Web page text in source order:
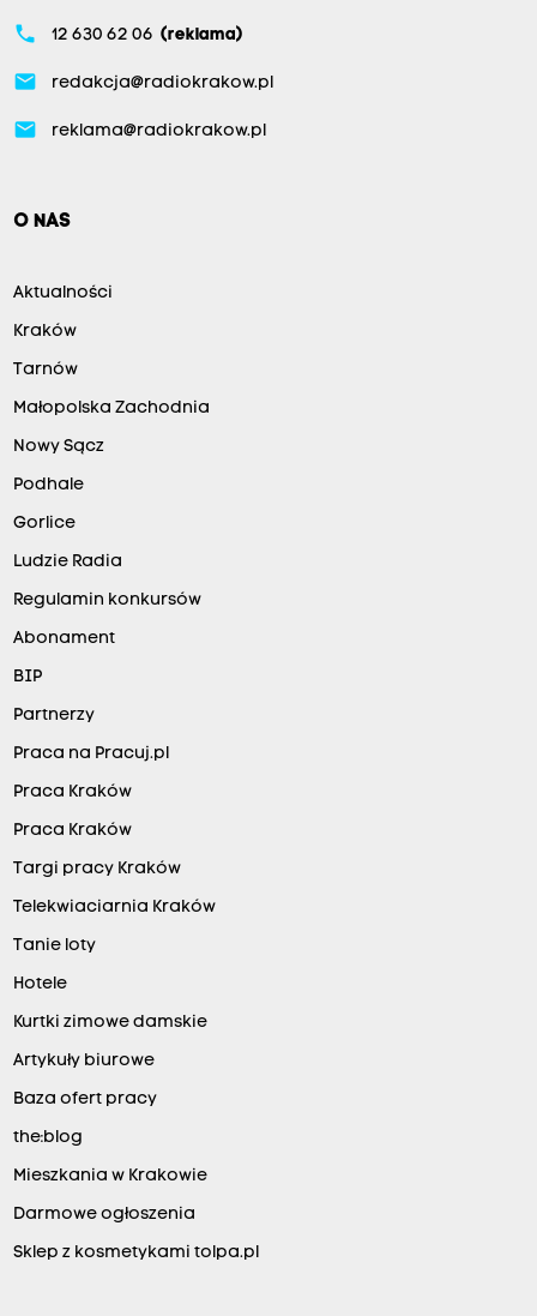
phone 12 630 62 06 (reklama)
email redakcja@radiokrakow.pl
email reklama@radiokrakow.pl
O NAS
Aktualności
Kraków
Tarnów
Małopolska Zachodnia
Nowy Sącz
Podhale
Gorlice
Ludzie Radia
Regulamin konkursów
Abonament
BIP
Partnerzy
Praca na Pracuj.pl
Praca Kraków
Praca Kraków
Targi pracy Kraków
Telekwiaciarnia Kraków
Tanie loty
Hotele
Kurtki zimowe damskie
Artykuły biurowe
Baza ofert pracy
the:blog
Mieszkania w Krakowie
Darmowe ogłoszenia
Sklep z kosmetykami tolpa.pl